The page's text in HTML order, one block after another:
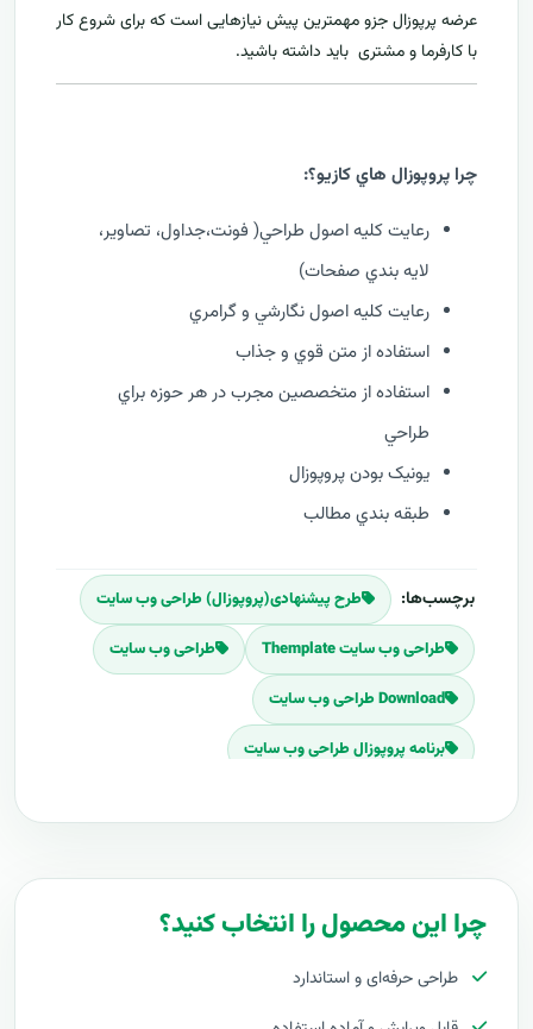
عرضه پرپوزال جزو مهمترين پیش نیازهایی است که برای شروع کار
با کارفرما و مشتری بايد داشته باشيد.
چرا پروپوزال هاي کازيو؟:
رعايت کليه اصول طراحي( فونت،جداول، تصاوير،
لايه بندي صفحات)
رعايت کليه اصول نگارشي و گرامري
استفاده از متن قوي و جذاب
استفاده از متخصصين مجرب در هر حوزه براي
طراحي
يونيک بودن پروپوزال
طبقه بندي مطالب
برچسب‌ها: طرح پیشنهادی(پروپوزال) طراحی وب سایت
طراحی وب سایت Themplate طراحی وب سایت
Download طراحی وب سایت
برنامه پروپوزال طراحی وب سایت
چرا این محصول را انتخاب کنید؟
طراحی حرفه‌ای و استاندارد